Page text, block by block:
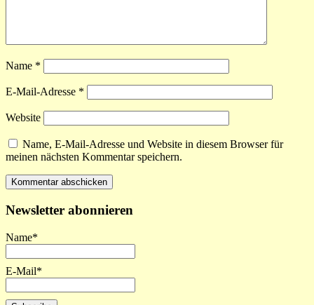
Name *
E-Mail-Adresse *
Website
Name, E-Mail-Adresse und Website in diesem Browser für
meinen nächsten Kommentar speichern.
Newsletter abonnieren
Name*
E-Mail*